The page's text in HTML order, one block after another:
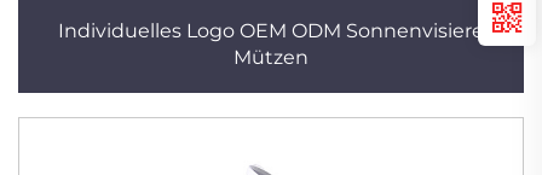
Individuelles Logo OEM ODM Sonnenvisiere
Mützen